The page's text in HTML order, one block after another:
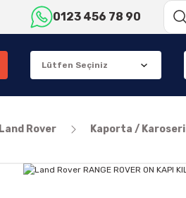
0123 456 78 90
Land Rover Kaporta / Karoseri